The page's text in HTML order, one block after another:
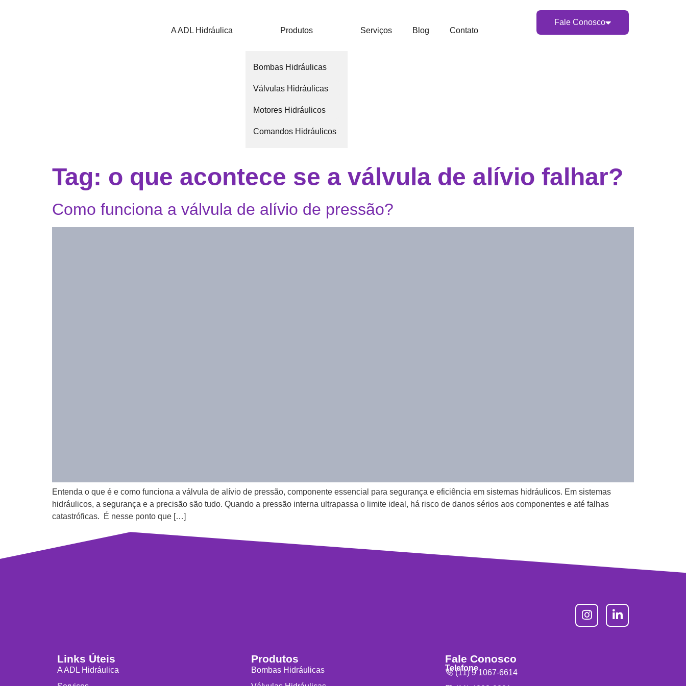
A ADL Hidráulica Produtos
Bombas Hidráulicas
Válvulas Hidráulicas
Motores Hidráulicos
Comandos Hidráulicos
Serviços Blog Contato
Fale Conosco
Tag: o que acontece se a válvula de alívio falhar?
Como funciona a válvula de alívio de pressão?
Entenda o que é e como funciona a válvula de alívio de pressão, componente essencial para segurança e eficiência em sistemas hidráulicos. Em sistemas
hidráulicos, a segurança e a precisão são tudo. Quando a pressão interna ultrapassa o limite ideal, há risco de danos sérios aos componentes e até falhas
catastróficas. É nesse ponto que […]
Links Úteis
A ADL Hidráulica
Produtos
Bombas Hidráulicas
Fale Conosco
Telefone
(11) 9 1067-6614